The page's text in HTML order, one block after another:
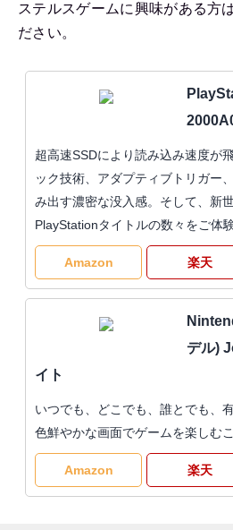
ステルスゲームに興味がある方
ださい。
超高速SSDにより読み込み速度が
ック技術、アダプティブトリガー
み出す濃密な没入感。そして、新
PlayStationタイトルの数々をご体
Amazon 楽天
デル)
イト
いつでも、どこでも、誰とでも、
色鮮やかな画面でゲームを楽しむ
Amazon 楽天